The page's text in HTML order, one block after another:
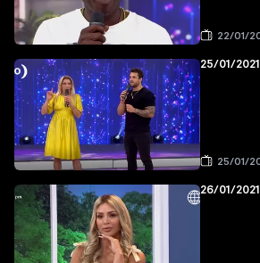
22/01/
25/01/2021
25/01/
26/01/2021